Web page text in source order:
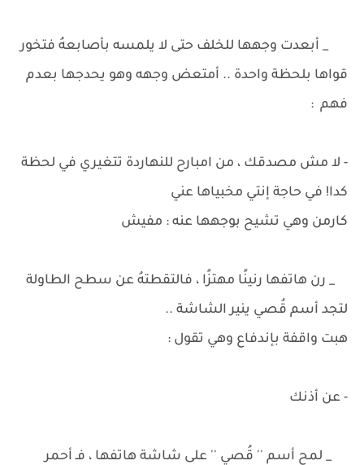
_ أبعدت وجهها للخلف حتى لا يلمسه بأصابعهُ فتخور
قواها بلحظة واحدة .. أمتعض وجهه وهو يحدجها بعدم
فهم :
- لا مش مصدقك ، من امبارح للنهاردة تتغيري في لحظة
كدا! في حاجة إنتي مخبياها عني
كارمن وهي تشيح بوجهها عنه : مفيش
_ رن هاتفها رنينًا مهتزًا ، فالتقطتهُ عن سطح الطاولة
لتجد أسم قُصي ينير الشاشة ..
هبت واقفة بإندفاع وهي تقول :
- عن أذنك
_ لمح أسم '' قُصي '' على شاشة هاتفها ، فـ أحمر